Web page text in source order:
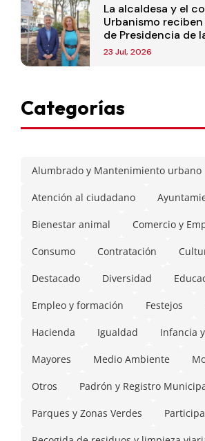
La alcaldesa y el
Urbanismo
de Presidencia de
de Madrid
23 Jul, 2026
Categorías
Alumbrado y Mantenimiento urbano
Atención al ciudadano
Bienestar animal Comercio y
Consumo Contratación
Destacado Diversidad
Empleo y formación Festejos
Hacienda Igualdad Infancia
Mayores Medio Ambiente
Otros Padrón y Registro
Parques y Zonas Verdes